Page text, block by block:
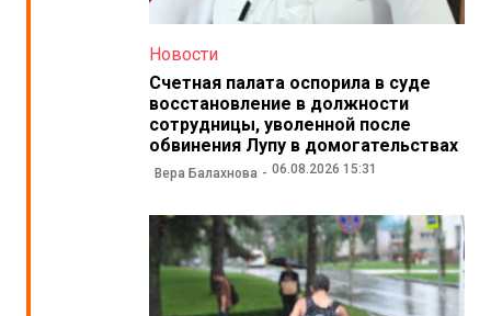
Новости
Счетная палата оспорила в суде
восстановление в должности
сотрудницы, уволенной после
обвинения Лупу в домогательствах
Вера Балахнова 06.08.2026 15:31